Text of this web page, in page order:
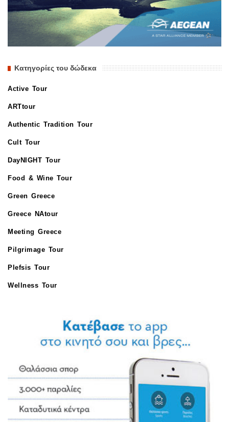
Κατηγορίες του δώδεκα
Active Tour
ARTtour
Authentic Tradition Tour
Cult Tour
DayNIGHT Tour
Food & Wine Tour
Green Greece
Greece NAtour
Meeting Greece
Pilgrimage Tour
Plefsis Tour
Wellness Tour